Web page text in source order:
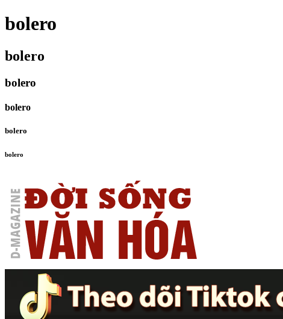
bolero
bolero
bolero
bolero
bolero
bolero